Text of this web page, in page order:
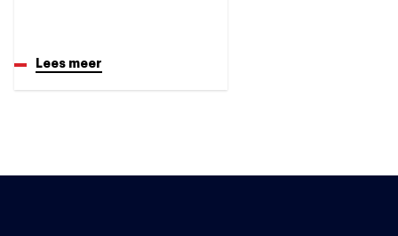
Lees meer